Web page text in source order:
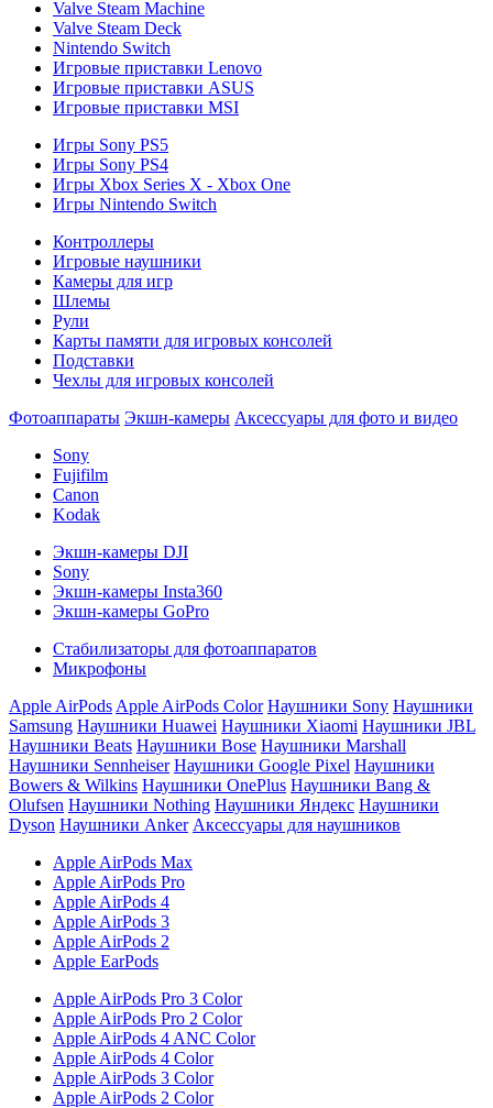
Valve Steam Machine
Valve Steam Deck
Nintendo Switch
Игровые приставки Lenovo
Игровые приставки ASUS
Игровые приставки MSI
Игры Sony PS5
Игры Sony PS4
Игры Xbox Series X - Xbox One
Игры Nintendo Switch
Контроллеры
Игровые наушники
Камеры для игр
Шлемы
Рули
Карты памяти для игровых консолей
Подставки
Чехлы для игровых консолей
Фотоаппараты Экшн-камеры Аксессуары для фото и видео
Sony
Fujifilm
Canon
Kodak
Экшн-камеры DJI
Sony
Экшн-камеры Insta360
Экшн-камеры GoPro
Стабилизаторы для фотоаппаратов
Микрофоны
Apple AirPods Apple AirPods Color Наушники Sony Наушники
Samsung Наушники Huawei Наушники Xiaomi Наушники JBL
Наушники Beats Наушники Bose Наушники Marshall
Наушники Sennheiser Наушники Google Pixel Наушники
Bowers & Wilkins Наушники OnePlus Наушники Bang &
Olufsen Наушники Nothing Наушники Яндекс Наушники
Dyson Наушники Anker Аксессуары для наушников
Apple AirPods Max
Apple AirPods Pro
Apple AirPods 4
Apple AirPods 3
Apple AirPods 2
Apple EarPods
Apple AirPods Pro 3 Color
Apple AirPods Pro 2 Color
Apple AirPods 4 ANC Color
Apple AirPods 4 Color
Apple AirPods 3 Color
Apple AirPods 2 Color